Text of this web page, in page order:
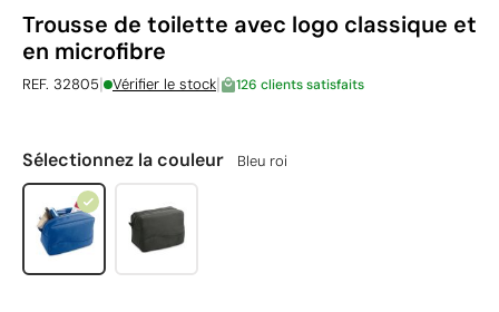
Trousse de toilette avec logo classique et
en microfibre
REF. 32805| Vérifier le stock| 126 clients satisfaits
Sélectionnez la couleur Bleu roi